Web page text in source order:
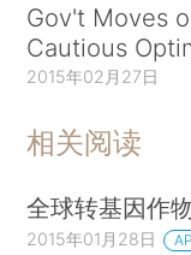
Gov't Moves
Cautious
2015年02月27日
相关阅读
全球转基因作
2015年01月28日